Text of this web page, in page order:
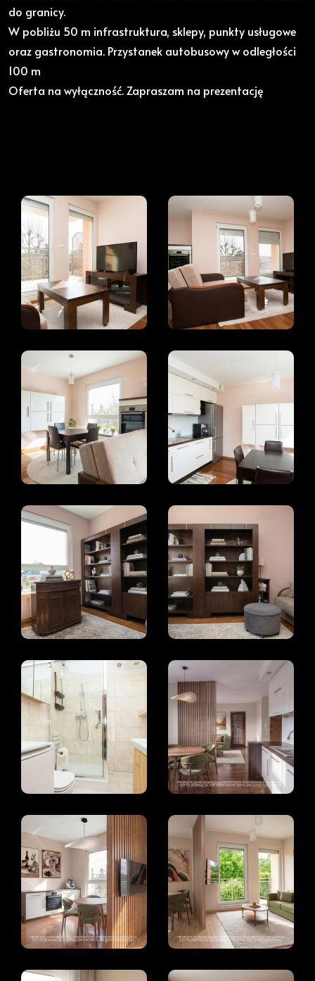
do granicy.
W pobliżu 50 m infrastruktura, sklepy, punkty usługowe
oraz gastronomia. Przystanek autobusowy w odległości
100 m
Oferta na wyłączność. Zapraszam na prezentację